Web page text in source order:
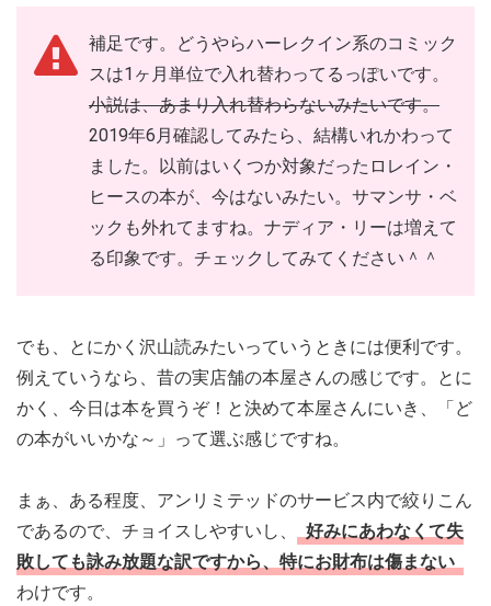
補足です。どうやらハーレクイン系のコミック
スは1ヶ月単位で入れ替わってるっぽいです。
小説は、あまり入れ替わらないみたいです。
2019年6月確認してみたら、結構いれかわって
ました。以前はいくつか対象だったロレイン・
ヒースの本が、今はないみたい。サマンサ・ベ
ックも外れてますね。ナディア・リーは増えて
る印象です。チェックしてみてください＾＾
でも、とにかく沢山読みたいっていうときには便利です。
例えていうなら、昔の実店舗の本屋さんの感じです。とに
かく、今日は本を買うぞ！と決めて本屋さんにいき、「ど
の本がいいかな～」って選ぶ感じですね。
まぁ、ある程度、アンリミテッドのサービス内で絞りこん
であるので、チョイスしやすいし、
好みにあわなくて失
敗しても詠み放題な訳ですから、特にお財布は傷まない
わけです。